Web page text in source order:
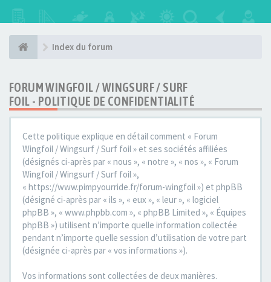
Index du forum
FORUM WINGFOIL / WINGSURF / SURF
FOIL - POLITIQUE DE CONFIDENTIALITÉ
Cette politique explique en détail comment « Forum
Wingfoil / Wingsurf / Surf foil » et ses sociétés affiliées
(désignés ci-après par « nous », « notre », « nos », « Forum
Wingfoil / Wingsurf / Surf foil »,
« https://www.pimpyourride.fr/forum-wingfoil ») et phpBB
(désigné ci-après par « ils », « eux », « leur », « logiciel
phpBB », « www.phpbb.com », « phpBB Limited », « Équipes
phpBB ») utilisent n’importe quelle information collectée
pendant n’importe quelle session d’utilisation de votre part
(désignée ci-après par « vos informations »).
Vos informations sont collectées de deux manières.